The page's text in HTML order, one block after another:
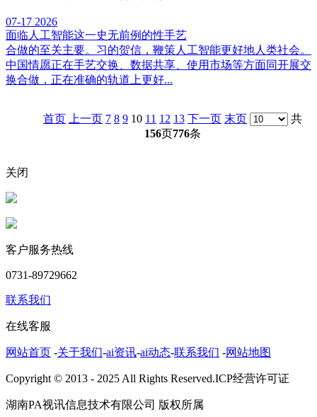
07-17 2026
面临人工智能这一史无前例的性手艺
合做的至关主要。习的贺信，鞭策人工智能更好地人类社会。
中国情愿正在手艺交换、数据共享、使用市场等方面同开展交
换合做，正在准确的轨道上更好...
首页 上一页 7 8 9 10 11 12 13 下一页 末页
共
156页776条
关闭
客户服务热线
0731-89729662
联系我们
在线客服
网站首页 -关于我们-ai资讯-ai动态-联系我们 -网站地图
Copyright © 2013 - 2025 All Rights Reserved.ICP经营许可证
湖南PA视讯信息技术有限公司 版权所属